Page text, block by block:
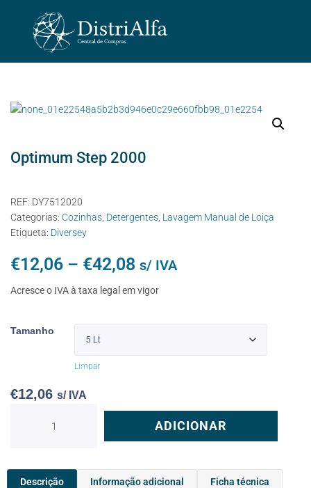
Optimum Step 2000
REF: DY7512020
Categorias: Cozinhas Detergentes Lavagem Manual de Loiça
Etiqueta: Diversey
€12,06 – €42,08 s/ IVA
Acresce o IVA à taxa legal em vigor
Tamanho
Limpar
€12,06 s/ IVA
ADICIONAR
Descrição Informação adicional Ficha técnica